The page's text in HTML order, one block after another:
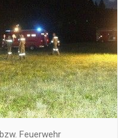
bzw. Feuerwehr